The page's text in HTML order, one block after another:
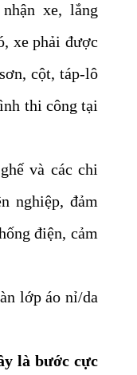
xe, lắng
xe phải được
cột, táp-lô
thi công tại
và các chi
nghiệp, đảm
điện, cảm
lớp áo nỉ/da
là bước cực